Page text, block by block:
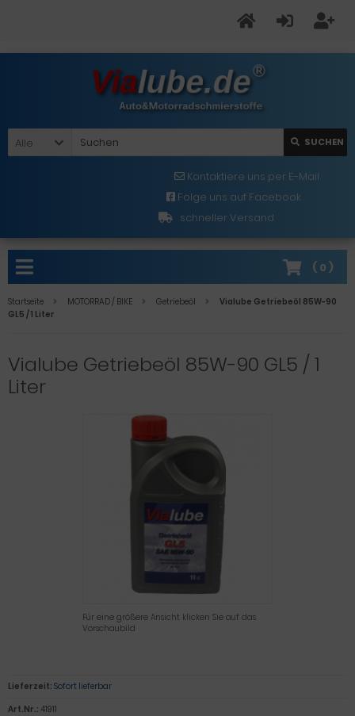
Alle SUCHEN
Kontaktiere uns per E-Mail
Folge uns auf Facebook
schneller Versand
( 0 )
Startseite MOTORRAD / BIKE Getriebeöl
Vialube Getriebeöl 85W-90
GL5 / 1 Liter
Vialube Getriebeöl 85W-90 GL5 / 1
Liter
Für eine größere Ansicht klicken Sie auf das
Vorschaubild
Lieferzeit: Sofort lieferbar
Art.Nr.: 41911